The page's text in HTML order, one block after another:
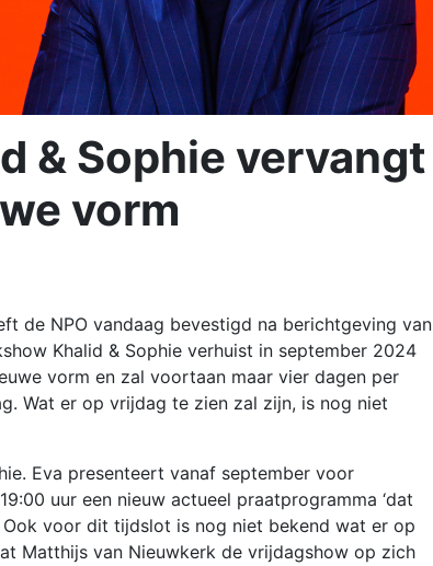
& Sophie vervangt
vorm
de NPO vandaag bevestigd na berichtgeving van
Khalid & Sophie verhuist in september 2024
vorm en zal voortaan maar vier dagen per
Wat er op vrijdag te zien zal zijn, is nog niet
Eva presenteert vanaf september voor
uur een nieuw actueel praatprogramma ‘dat
voor dit tijdslot is nog niet bekend wat er op
Matthijs van Nieuwkerk de vrijdagshow op zich